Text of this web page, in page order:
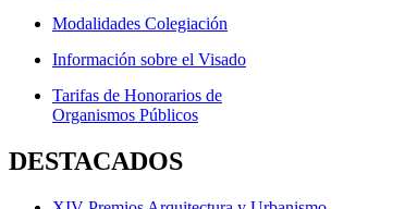
Modalidades Colegiación
Información sobre el Visado
Tarifas de Honorarios de
Organismos Públicos
DESTACADOS